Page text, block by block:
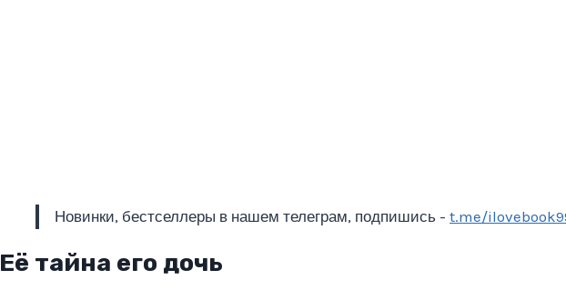
Новинки, бестселлеры в нашем телеграм, подпишись - t.me/
Её тайна его дочь